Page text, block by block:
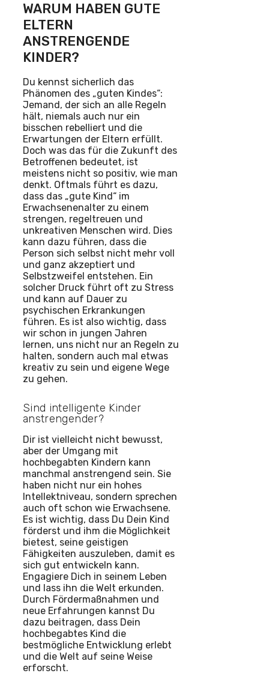
WARUM HABEN GUTE
ELTERN
ANSTRENGENDE
KINDER?
Du kennst sicherlich das
Phänomen des „guten Kindes“:
Jemand, der sich an alle Regeln
hält, niemals auch nur ein
bisschen rebelliert und die
Erwartungen der Eltern erfüllt.
Doch was das für die Zukunft des
Betroffenen bedeutet, ist
meistens nicht so positiv, wie man
denkt. Oftmals führt es dazu,
dass das „gute Kind“ im
Erwachsenenalter zu einem
strengen, regeltreuen und
unkreativen Menschen wird. Dies
kann dazu führen, dass die
Person sich selbst nicht mehr voll
und ganz akzeptiert und
Selbstzweifel entstehen. Ein
solcher Druck führt oft zu Stress
und kann auf Dauer zu
psychischen Erkrankungen
führen. Es ist also wichtig, dass
wir schon in jungen Jahren
lernen, uns nicht nur an Regeln zu
halten, sondern auch mal etwas
kreativ zu sein und eigene Wege
zu gehen.
Sind intelligente Kinder
anstrengender?
Dir ist vielleicht nicht bewusst,
aber der Umgang mit
hochbegabten Kindern kann
manchmal anstrengend sein. Sie
haben nicht nur ein hohes
Intellektniveau, sondern sprechen
auch oft schon wie Erwachsene.
Es ist wichtig, dass Du Dein Kind
förderst und ihm die Möglichkeit
bietest, seine geistigen
Fähigkeiten auszuleben, damit es
sich gut entwickeln kann.
Engagiere Dich in seinem Leben
und lass ihn die Welt erkunden.
Durch Fördermaßnahmen und
neue Erfahrungen kannst Du
dazu beitragen, dass Dein
hochbegabtes Kind die
bestmögliche Entwicklung erlebt
und die Welt auf seine Weise
erforscht.